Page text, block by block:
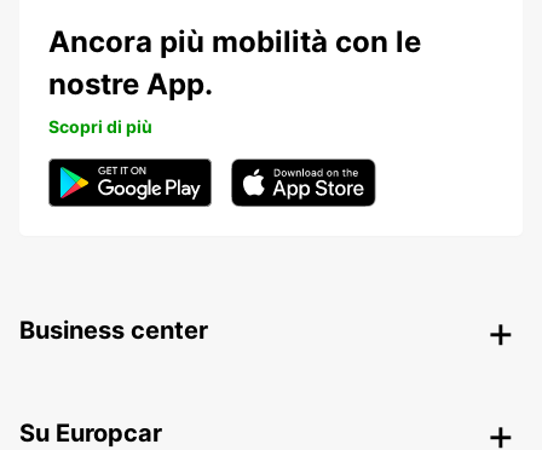
Ancora più mobilità con le
nostre App.
Scopri di più
Business center
Su Europcar